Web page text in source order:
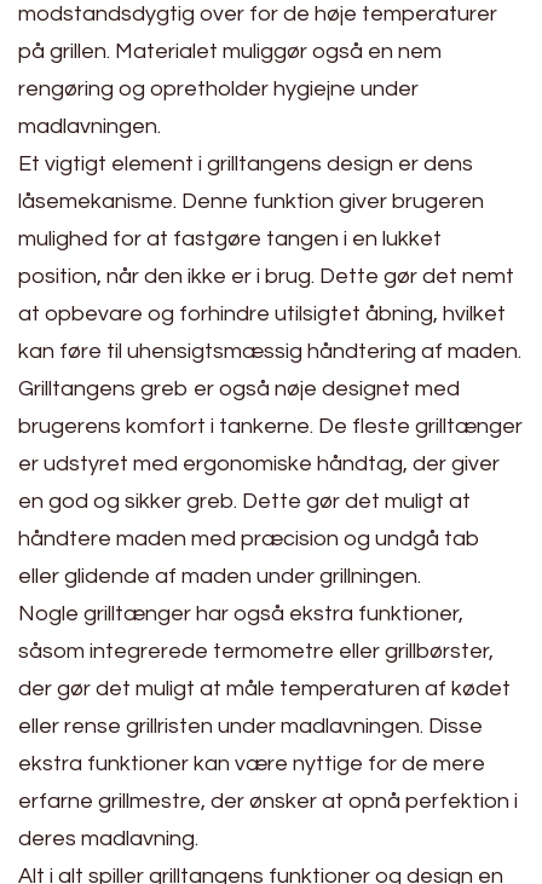
modstandsdygtig over for de høje temperaturer
på grillen. Materialet muliggør også en nem
rengøring og opretholder hygiejne under
madlavningen.
Et vigtigt element i grilltangens design er dens
låsemekanisme. Denne funktion giver brugeren
mulighed for at fastgøre tangen i en lukket
position, når den ikke er i brug. Dette gør det nemt
at opbevare og forhindre utilsigtet åbning, hvilket
kan føre til uhensigtsmæssig håndtering af maden.
Grilltangens greb er også nøje designet med
brugerens komfort i tankerne. De fleste grilltænger
er udstyret med ergonomiske håndtag, der giver
en god og sikker greb. Dette gør det muligt at
håndtere maden med præcision og undgå tab
eller glidende af maden under grillningen.
Nogle grilltænger har også ekstra funktioner,
såsom integrerede termometre eller grillbørster,
der gør det muligt at måle temperaturen af kødet
eller rense grillristen under madlavningen. Disse
ekstra funktioner kan være nyttige for de mere
erfarne grillmestre, der ønsker at opnå perfektion i
deres madlavning.
Alt i alt spiller grilltangens funktioner og design en